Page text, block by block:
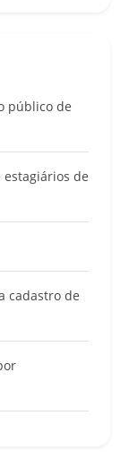
público de
estagiários de
cadastro de